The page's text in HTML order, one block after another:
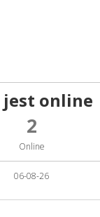
jest online
2
Online
06-08-26